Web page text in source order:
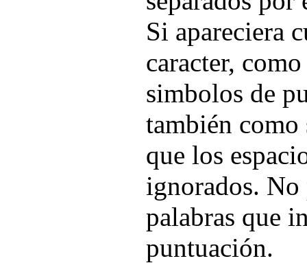
Si apareciera
caracter,
simbolos de
también como
que los
ignorados. No
palabras que
puntuación.